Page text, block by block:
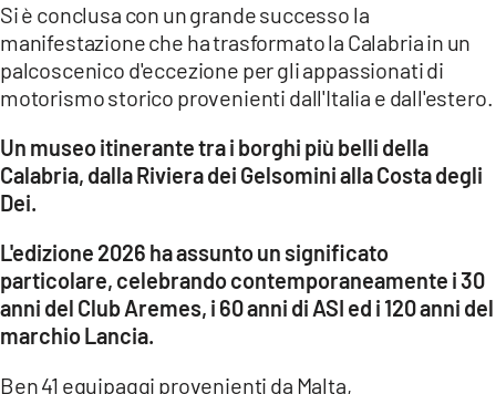
Network
LACPLAY.IT
LACTV.IT
LACONAIR.IT
LACITYMAG.IT
ILREGGINO.IT
COSENZACHANNEL.IT
ILVIBONESE.IT
Si è conclusa con un grande successo la
manifestazione che ha trasformato la Calabria in un
palcoscenico d'eccezione per gli appassionati di
motorismo storico provenienti dall'Italia e dall'estero.
Un museo itinerante tra i borghi più belli della
Calabria, dalla Riviera dei Gelsomini alla Costa degli
Dei.
L'edizione 2026 ha assunto un significato
particolare, celebrando contemporaneamente i 30
anni del Club Aremes, i 60 anni di ASI ed i 120 anni del
marchio Lancia.
Ben 41 equipaggi provenienti da Malta,